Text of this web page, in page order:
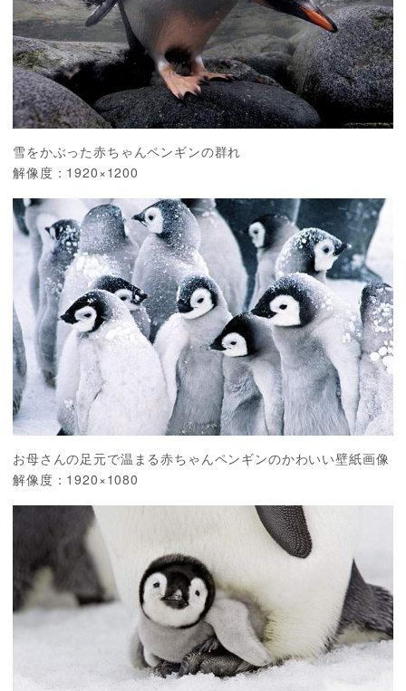
雪をかぶった赤ちゃんペンギンの群れ
解像度：1920×1200
お母さんの足元で温まる赤ちゃんペンギンのかわいい壁紙画像
解像度：1920×1080